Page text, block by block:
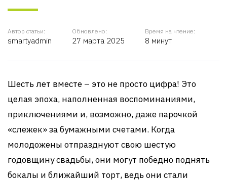
Автор статьи:
smartyadmin
Обновлено:
27 марта 2025
Время на чтение:
8 минут
Шесть лет вместе – это не просто цифра! Это
целая эпоха, наполненная воспоминаниями,
приключениями и, возможно, даже парочкой
«слежек» за бумажными счетами. Когда
молодожены отпразднуют свою шестую
годовщину свадьбы, они могут победно поднять
бокалы и ближайший торт, ведь они стали